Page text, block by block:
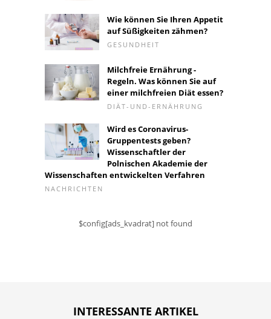
Wie können Sie Ihren Appetit
auf Süßigkeiten zähmen?
GESUNDHEIT
Milchfreie Ernährung -
Regeln. Was können Sie auf
einer milchfreien Diät essen?
DIÄT-UND-ERNÄHRUNG
Wird es Coronavirus-
Gruppentests geben?
Wissenschaftler der
Polnischen Akademie der
Wissenschaften entwickelten Verfahren
NACHRICHTEN
$config[ads_kvadrat] not found
INTERESSANTE ARTIKEL